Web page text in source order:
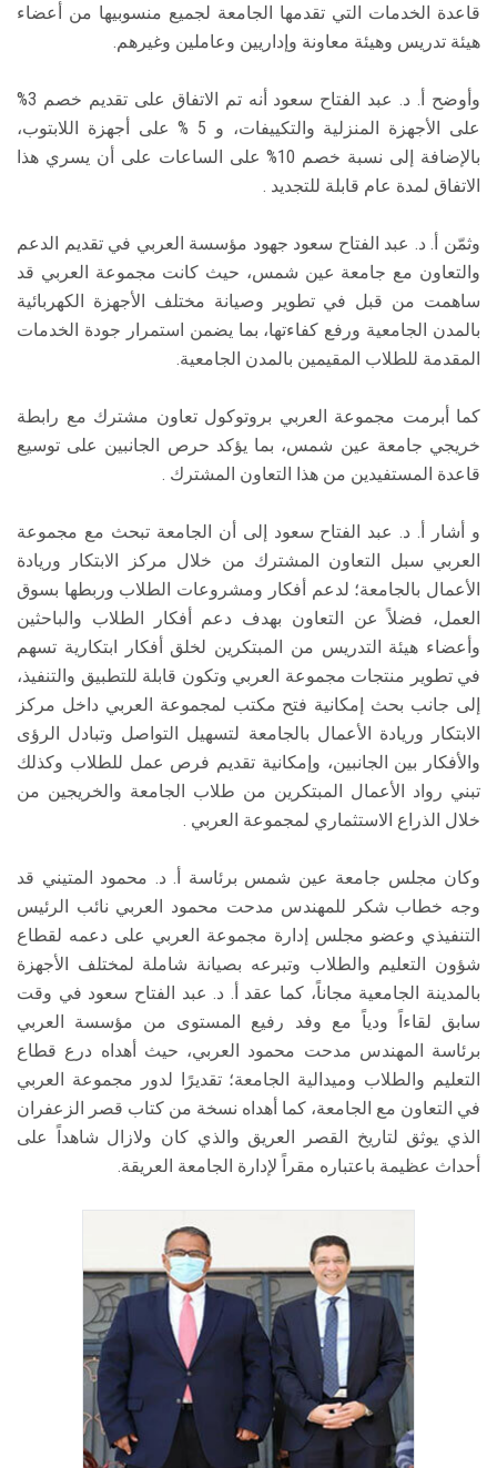
قاعدة الخدمات التي تقدمها الجامعة لجميع منسوبيها من أعضاء
هيئة تدريس وهيئة معاونة وإداريين وعاملين وغيرهم.
وأوضح أ. د. عبد الفتاح سعود أنه تم الاتفاق على تقديم خصم 3%
على الأجهزة المنزلية والتكييفات، و 5 % على أجهزة اللابتوب،
بالإضافة إلى نسبة خصم 10% على الساعات على أن يسري هذا
الاتفاق لمدة عام قابلة للتجديد .
وثمّن أ. د. عبد الفتاح سعود جهود مؤسسة العربي في تقديم الدعم
والتعاون مع جامعة عين شمس، حيث كانت مجموعة العربي قد
ساهمت من قبل في تطوير وصيانة مختلف الأجهزة الكهربائية
بالمدن الجامعية ورفع كفاءتها، بما يضمن استمرار جودة الخدمات
المقدمة للطلاب المقيمين بالمدن الجامعية.
كما أبرمت مجموعة العربي بروتوكول تعاون مشترك مع رابطة
خريجي جامعة عين شمس، بما يؤكد حرص الجانبين على توسيع
قاعدة المستفيدين من هذا التعاون المشترك .
و أشار أ. د. عبد الفتاح سعود إلى أن الجامعة تبحث مع مجموعة
العربي سبل التعاون المشترك من خلال مركز الابتكار وريادة
الأعمال بالجامعة؛ لدعم أفكار ومشروعات الطلاب وربطها بسوق
العمل، فضلاً عن التعاون بهدف دعم أفكار الطلاب والباحثين
وأعضاء هيئة التدريس من المبتكرين لخلق أفكار ابتكارية تسهم
في تطوير منتجات مجموعة العربي وتكون قابلة للتطبيق والتنفيذ،
إلى جانب بحث إمكانية فتح مكتب لمجموعة العربي داخل مركز
الابتكار وريادة الأعمال بالجامعة لتسهيل التواصل وتبادل الرؤى
والأفكار بين الجانبين، وإمكانية تقديم فرص عمل للطلاب وكذلك
تبني رواد الأعمال المبتكرين من طلاب الجامعة والخريجين من
خلال الذراع الاستثماري لمجموعة العربي .
وكان مجلس جامعة عين شمس برئاسة أ. د. محمود المتيني قد
وجه خطاب شكر للمهندس مدحت محمود العربي نائب الرئيس
التنفيذي وعضو مجلس إدارة مجموعة العربي على دعمه لقطاع
شؤون التعليم والطلاب وتبرعه بصيانة شاملة لمختلف الأجهزة
بالمدينة الجامعية مجاناً، كما عقد أ. د. عبد الفتاح سعود في وقت
سابق لقاءاً ودياً مع وفد رفيع المستوى من مؤسسة العربي
برئاسة المهندس مدحت محمود العربي، حيث أهداه درع قطاع
التعليم والطلاب وميدالية الجامعة؛ تقديرًا لدور مجموعة العربي
في التعاون مع الجامعة، كما أهداه نسخة من كتاب قصر الزعفران
الذي يوثق لتاريخ القصر العريق والذي كان ولازال شاهداً على
أحداث عظيمة باعتباره مقراً لإدارة الجامعة العريقة.